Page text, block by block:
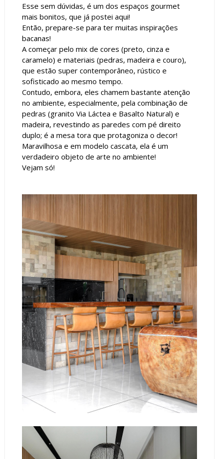
Esse sem dúvidas, é um dos espaços gourmet
mais bonitos, que já postei aqui!
Então, prepare-se para ter muitas inspirações
bacanas!
A começar pelo mix de cores (preto, cinza e
caramelo) e materiais (pedras, madeira e couro),
que estão super contemporâneo, rústico e
sofisticado ao mesmo tempo.
Contudo, embora, eles chamem bastante atenção
no ambiente, especialmente, pela combinação de
pedras (granito Via Láctea e Basalto Natural) e
madeira, revestindo as paredes com pé direito
duplo; é a mesa tora que protagoniza o decor!
Maravilhosa e em modelo cascata, ela é um
verdadeiro objeto de arte no ambiente!
Vejam só!